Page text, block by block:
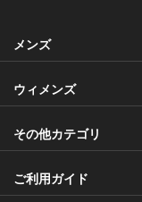
メンズ
ウィメンズ
その他カテゴリ
ご利用ガイド